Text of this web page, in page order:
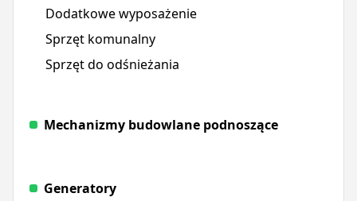
Dodatkowe wyposażenie
Sprzęt komunalny
Sprzęt do odśnieżania
Mechanizmy budowlane podnoszące
Generatory